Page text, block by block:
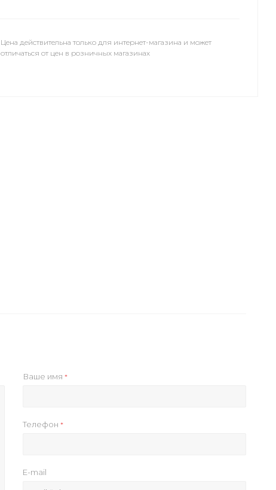
Цена действительна только для интернет-магазина и может
отличаться от цен в розничных магазинах
Ваше имя *
Телефон *
E-mail